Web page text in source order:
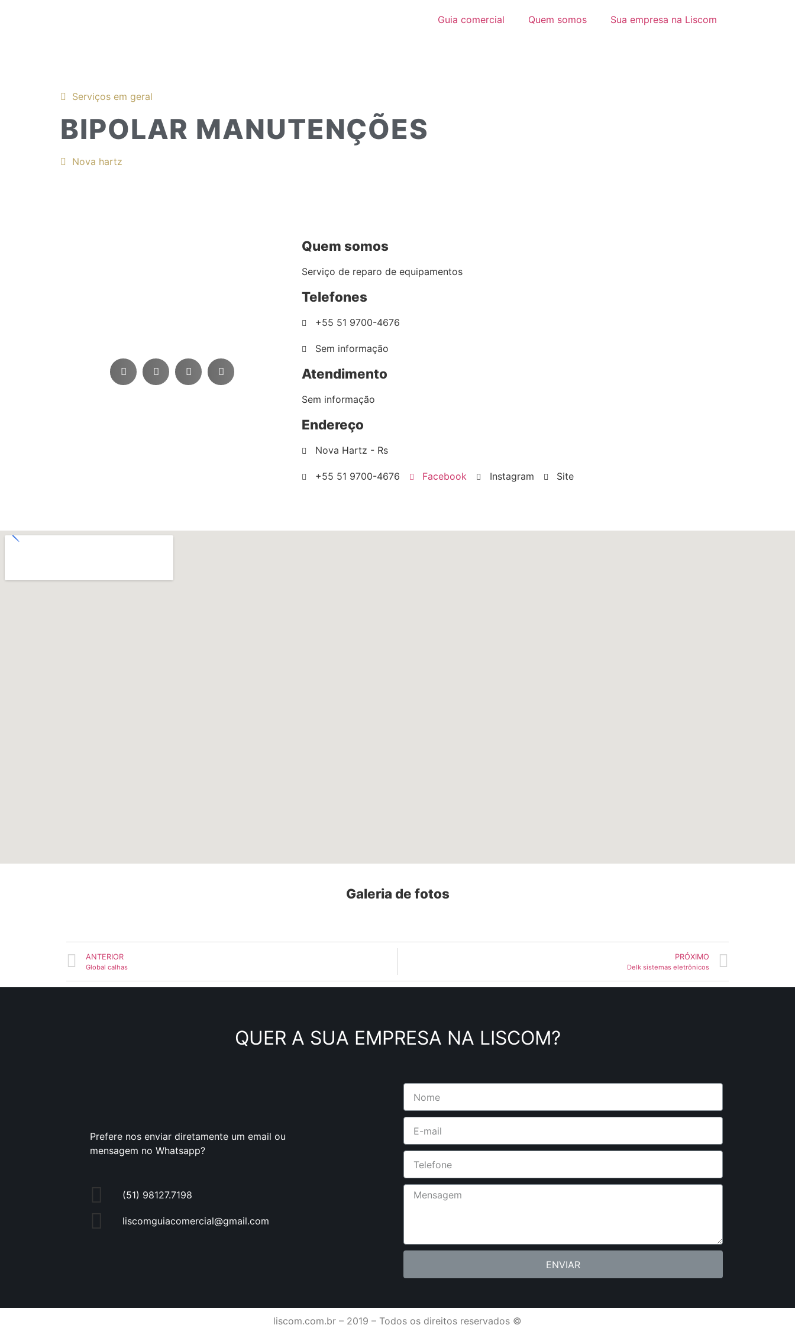
Guia comercial Quem somos Sua empresa na Liscom
Serviços em geral
BIPOLAR MANUTENÇÕES
Nova hartz
Quem somos
Serviço de reparo de equipamentos
Telefones
+55 51 9700-4676
Sem informação
Atendimento
Sem informação
Endereço
Nova Hartz - Rs
+55 51 9700-4676 Facebook Instagram Site
Galeria de fotos
ANTERIOR
Global calhas
PRÓXIMO
Delk sistemas eletrônicos
QUER A SUA EMPRESA NA LISCOM?
Prefere nos enviar diretamente um email ou
mensagem no Whatsapp?
(51) 98127.7198
liscomguiacomercial@gmail.com
ENVIAR
liscom.com.br – 2019 – Todos os direitos reservados ©